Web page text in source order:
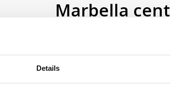
Details
Marbella
Marbellacombineert stad en
stad met haar pittoreske